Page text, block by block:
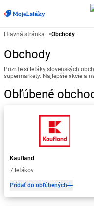
Hlavná stránka >Obchody
Obchody
Pozrite si letáky slovenských
supermarkety. Najlepšie akcie a
Obľúbené
Kaufland
7 letákov
Pridať do obľúbených